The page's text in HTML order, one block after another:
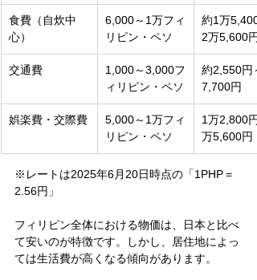
食費（自炊中
心）
6,000～1万フィ
リピン・ペソ
約1万5,400
2万5,600円
交通費
1,000～3,000フ
ィリピン・ペソ
約2,550円～
7,700円
娯楽費・交際費
5,000～1万フィ
リピン・ペソ
1万2,800円
万5,600円
※レートは2025年6月20日時点の「1PHP＝
2.56円」
フィリピン全体における物価は、日本と比べ
て安いのが特徴です。しかし、居住地によっ
ては生活費が高くなる傾向があります。